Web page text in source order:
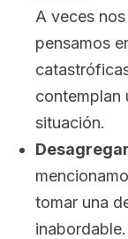
A veces
pensamos
contemplan
situación.
tomar una